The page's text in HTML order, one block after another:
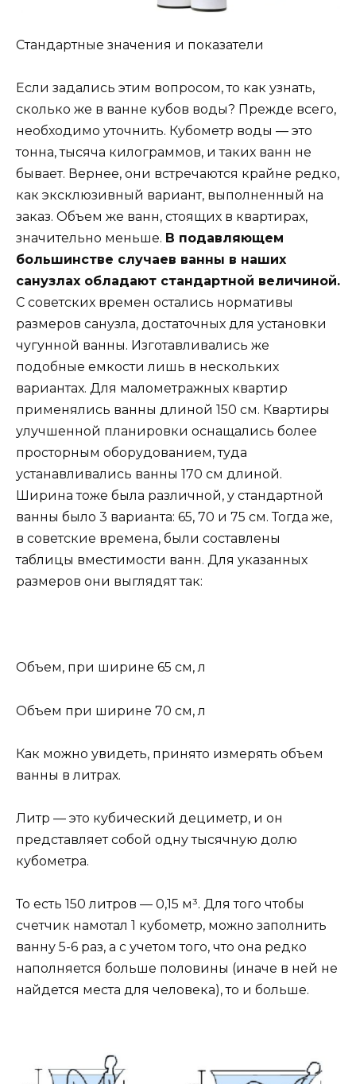
Стандартные значения и показатели
Если задались этим вопросом, то как узнать,
сколько же в ванне кубов воды? Прежде всего,
необходимо уточнить. Кубометр воды — это
тонна, тысяча килограммов, и таких ванн не
бывает. Вернее, они встречаются крайне редко,
как эксклюзивный вариант, выполненный на
заказ. Объем же ванн, стоящих в квартирах,
значительно меньше. В подавляющем
большинстве случаев ванны в наших
санузлах обладают стандартной величиной.
С советских времен остались нормативы
размеров санузла, достаточных для установки
чугунной ванны. Изготавливались же
подобные емкости лишь в нескольких
вариантах. Для малометражных квартир
применялись ванны длиной 150 см. Квартиры
улучшенной планировки оснащались более
просторным оборудованием, туда
устанавливались ванны 170 см длиной.
Ширина тоже была различной, у стандартной
ванны было 3 варианта: 65, 70 и 75 см. Тогда же,
в советские времена, были составлены
таблицы вместимости ванн. Для указанных
размеров они выглядят так:
Объем, при ширине 65 см, л
Объем при ширине 70 см, л
Как можно увидеть, принято измерять объем
ванны в литрах.
Литр — это кубический дециметр, и он
представляет собой одну тысячную долю
кубометра.
То есть 150 литров — 0,15 м³. Для того чтобы
счетчик намотал 1 кубометр, можно заполнить
ванну 5-6 раз, а с учетом того, что она редко
наполняется больше половины (иначе в ней не
найдется места для человека), то и больше.